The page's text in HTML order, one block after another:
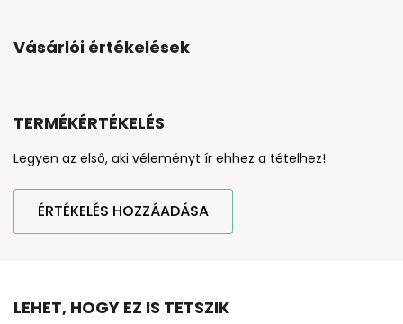
Vásárlói értékelések
TERMÉKÉRTÉKELÉS
Legyen az első, aki véleményt ír ehhez a tételhez!
ÉRTÉKELÉS HOZZÁADÁSA
LEHET, HOGY EZ IS TETSZIK